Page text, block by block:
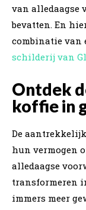
van alledaagse
bevatten. En
combinatie van
schilderij van
Ontdek
koffie in
De
hun vermogen
alledaagse
transformeren
immers meer